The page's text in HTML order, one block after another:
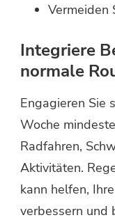
Vermeiden
Integriere
normale
Engagieren Sie
Woche
Radfahren,
Aktivitäten.
kann helfen,
verbessern und